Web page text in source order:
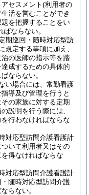
セスメント(利用者の
活を営むことができ
を把握することをい
ならない。
期巡回・随時対応型訪
規定する事項に加え、
の医師の指示等を踏
成するための具体的
ならない。
い場合には、常勤看護
導及び管理を行うと
の家族に対する定期
説明を行う際には、
行わなければならな
対応型訪問介護看護計
いて利用者又はその
得なければならな
対応型訪問介護看護計
随時対応型訪問介護
らない。